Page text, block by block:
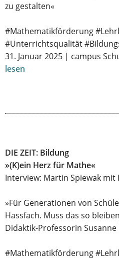
zu gestalten«
#Mathematikförderung
#Unterrichtsqualität
31. Januar 2025 | campus
lesen
DIE ZEIT: Bildung
»(K)ein Herz für Mathe«
Interview: Martin Spiewak
»Für Generationen von
Hassfach. Muss das so
Didaktik-Professorin Susanne
#Mathematikförderung